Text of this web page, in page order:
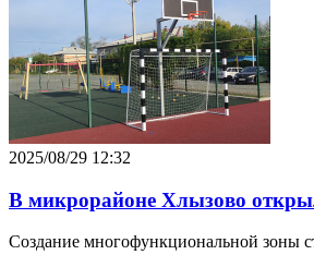
2025/08/29 12:32
В микрорайоне Хлызово
Создание многофункциональной зоны